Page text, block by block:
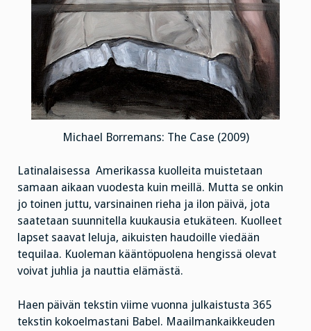
Michael Borremans: The Case (2009)
Latinalaisessa Amerikassa kuolleita muistetaan
samaan aikaan vuodesta kuin meillä. Mutta se onkin
jo toinen juttu, varsinainen rieha ja ilon päivä, jota
saatetaan suunnitella kuukausia etukäteen. Kuolleet
lapset saavat leluja, aikuisten haudoille viedään
tequilaa. Kuoleman kääntöpuolena hengissä olevat
voivat juhlia ja nauttia elämästä.
Haen päivän tekstin viime vuonna julkaistusta 365
tekstin kokoelmastani Babel. Maailmankaikkeuden